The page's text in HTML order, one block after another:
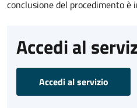
conclusione del procedimento è
Accedi al
Accedi al servizio